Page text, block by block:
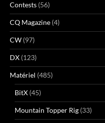
Contests (56)
CQ Magazine (4)
CW (97)
DX (123)
Matériel (485)
BitX (45)
Mountain Topper Rig (33)